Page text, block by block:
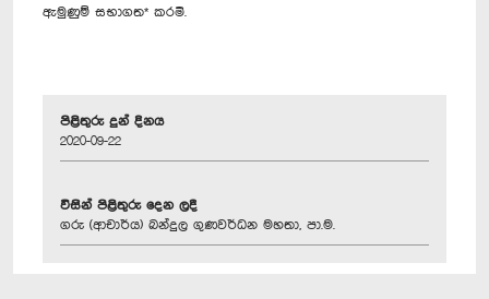
ඇමුණුම් සභාගත* කරමි.
පිළිතුරු දුන් දිනය
2020-09-22
විසින් පිළිතුරු දෙන ලදී
ගරු (ආචාර්ය) බන්දුල ගුණවර්ධන මහතා, පා.ම.